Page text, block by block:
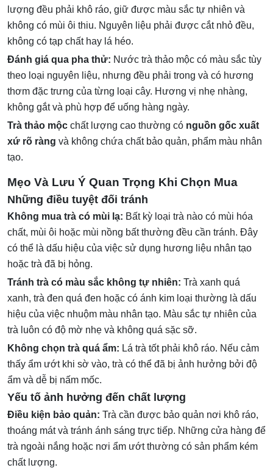
lượng đều phải khô ráo, giữ được màu sắc tự nhiên và
không có mùi ôi thiu. Nguyên liệu phải được cắt nhỏ đều,
không có tạp chất hay lá héo.
Đánh giá qua pha thử: Nước trà thảo mộc có màu sắc tùy
theo loại nguyên liệu, nhưng đều phải trong và có hương
thơm đặc trưng của từng loại cây. Hương vị nhẹ nhàng,
không gắt và phù hợp để uống hàng ngày.
Trà thảo mộc chất lượng cao thường có nguồn gốc xuất
xứ rõ ràng và không chứa chất bảo quản, phẩm màu nhân
tạo.
Mẹo Và Lưu Ý Quan Trọng Khi Chọn Mua
Những điều tuyệt đối tránh
Không mua trà có mùi lạ: Bất kỳ loại trà nào có mùi hóa
chất, mùi ôi hoặc mùi nồng bất thường đều cần tránh. Đây
có thể là dấu hiệu của việc sử dụng hương liệu nhân tạo
hoặc trà đã bị hỏng.
Tránh trà có màu sắc không tự nhiên: Trà xanh quá
xanh, trà đen quá đen hoặc có ánh kim loại thường là dấu
hiệu của việc nhuộm màu nhân tạo. Màu sắc tự nhiên của
trà luôn có độ mờ nhẹ và không quá sặc sỡ.
Không chọn trà quá ẩm: Lá trà tốt phải khô ráo. Nếu cảm
thấy ẩm ướt khi sờ vào, trà có thể đã bị ảnh hưởng bởi độ
ẩm và dễ bị nấm mốc.
Yếu tố ảnh hưởng đến chất lượng
Điều kiện bảo quản: Trà cần được bảo quản nơi khô ráo,
thoáng mát và tránh ánh sáng trực tiếp. Những cửa hàng để
trà ngoài nắng hoặc nơi ẩm ướt thường có sản phẩm kém
chất lượng.